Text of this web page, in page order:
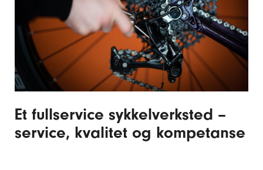
Et fullservice sykkelverksted –
service, kvalitet og kompetanse